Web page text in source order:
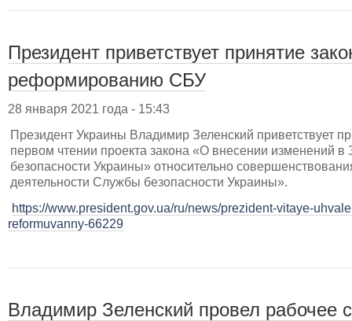
Президент приветствует принятие
реформированию СБУ
28 января 2021 года - 15:43
Президент Украины Владимир Зеленский приветствует
первом чтении проекта закона «О внесении изменений
безопасности Украины» относительно
деятельности Службы безопасности Украины».
https://www.president.gov.ua/ru/news/prezident-vitaye-
reformuvanny-66229
Владимир Зеленский провел рабочее